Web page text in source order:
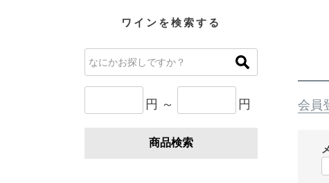
ワインを検索する
円 ～ 円
商品検索
会員